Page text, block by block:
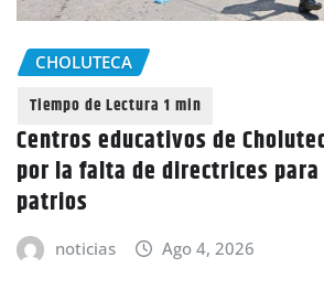
CHOLUTECA
Centros educativos de
por la falta de directrices
patrios
noticias Ago 4, 2026